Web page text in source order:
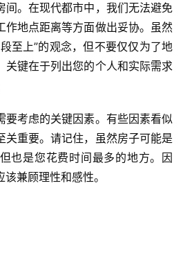
间。在现代都市中，我们无法避免
作地点距离等方面做出妥协。虽然
至上”的观念，但不要仅仅为了地
关键在于列出您的个人和实际需求
要考虑的关键因素。有些因素看似
关重要。请记住，虽然房子可能是
也是您花费时间最多的地方。因
兼顾理性和感性。